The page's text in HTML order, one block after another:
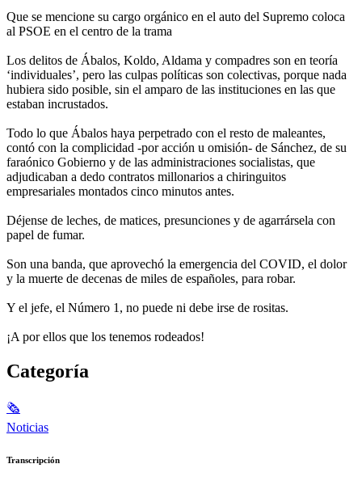
Que se mencione su cargo orgánico en el auto del Supremo coloca
al PSOE en el centro de la trama
Los delitos de Ábalos, Koldo, Aldama y compadres son en teoría
‘individuales’, pero las culpas políticas son colectivas, porque nada
hubiera sido posible, sin el amparo de las instituciones en las que
estaban incrustados.
Todo lo que Ábalos haya perpetrado con el resto de maleantes,
contó con la complicidad -por acción u omisión- de Sánchez, de su
faraónico Gobierno y de las administraciones socialistas, que
adjudicaban a dedo contratos millonarios a chiringuitos
empresariales montados cinco minutos antes.
Déjense de leches, de matices, presunciones y de agarrársela con
papel de fumar.
Son una banda, que aprovechó la emergencia del COVID, el dolor
y la muerte de decenas de miles de españoles, para robar.
Y el jefe, el Número 1, no puede ni debe irse de rositas.
¡A por ellos que los tenemos rodeados!
Categoría
🗞
Noticias
Transcripción